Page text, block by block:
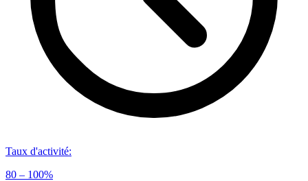
Taux d'activité:
80 – 100%